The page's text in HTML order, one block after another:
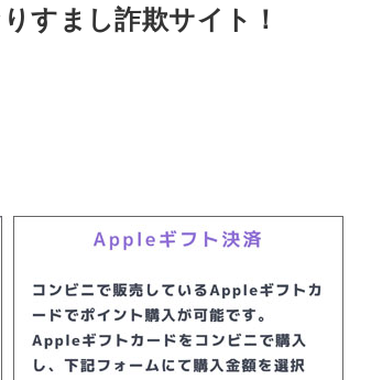
すまし詐欺サイト！